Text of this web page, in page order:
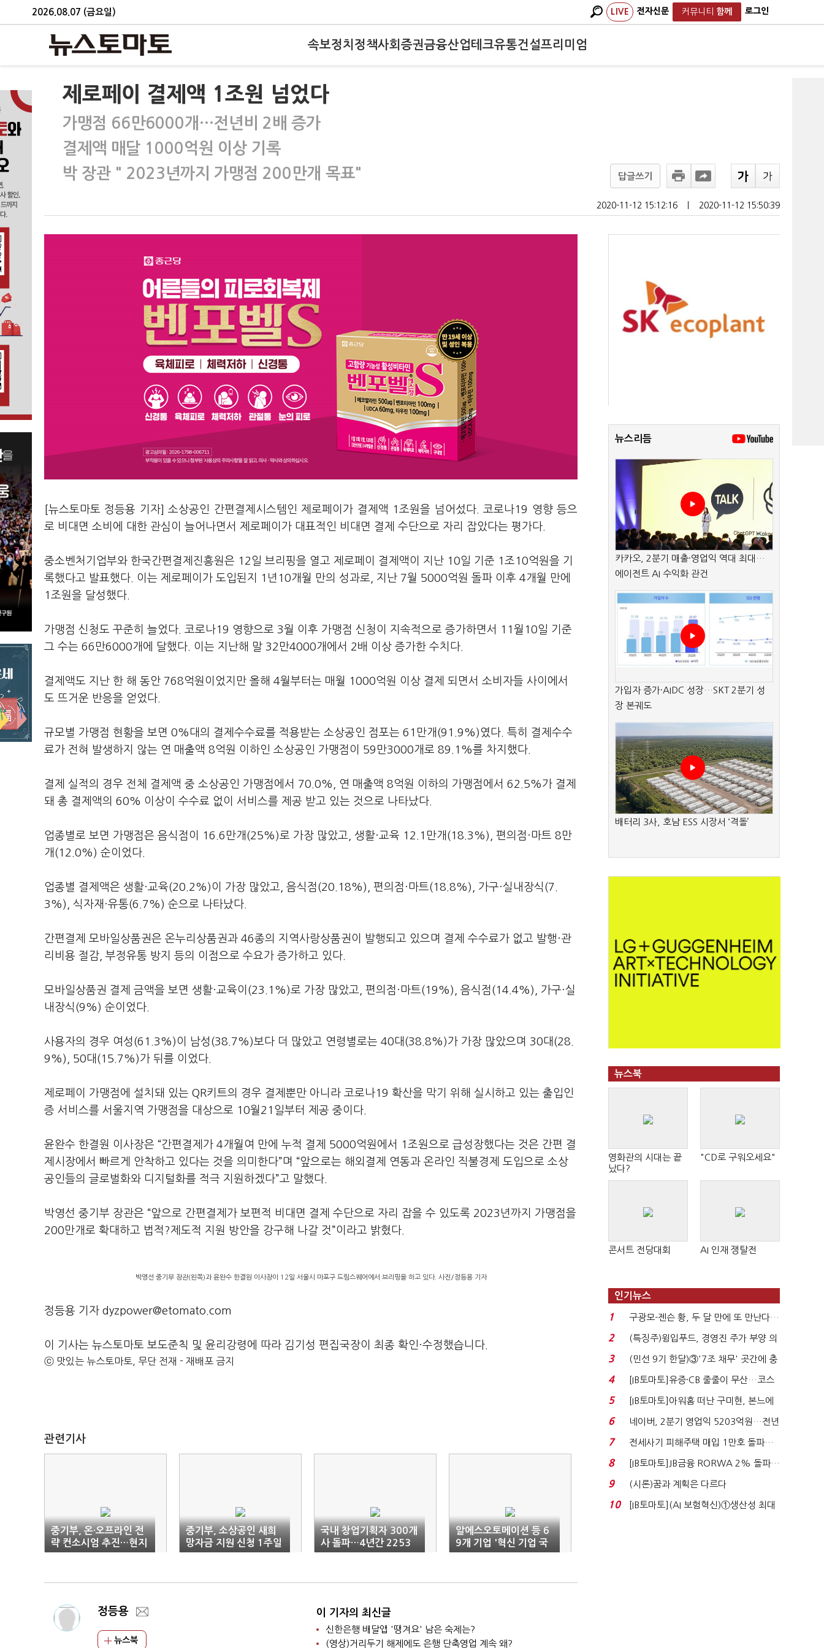
2026.08.07 (금요일) LIVE 전자신문 커뮤니티 함께 로그인
속보정치 정책사회 증권금융산업테크유통건설프리미엄
제로페이 결제액 1조원 넘었다
가맹점 66만6000개…전년비 2배 증가
결제액 매달 1000억원 이상 기록
박 장관 " 2023년까지 가맹점 200만개 목표"
답글쓰기
2020-11-12 15:12:16 2020-11-12 15:50:39
[뉴스토마토 정등용 기자] 소상공인 간편결제시스템인 제로페이가 결제액 1조원을 넘어섰다. 코로나19 영향 등으
로 비대면 소비에 대한 관심이 늘어나면서 제로페이가 대표적인 비대면 결제 수단으로 자리 잡았다는 평가다.
중소벤처기업부와 한국간편결제진흥원은 12일 브리핑을 열고 제로페이 결제액이 지난 10일 기준 1조10억원을 기
록했다고 발표했다. 이는 제로페이가 도입된지 1년10개월 만의 성과로, 지난 7월 5000억원 돌파 이후 4개월 만에
1조원을 달성했다.
가맹점 신청도 꾸준히 늘었다. 코로나19 영향으로 3월 이후 가맹점 신청이 지속적으로 증가하면서 11월10일 기준
그 수는 66만6000개에 달했다. 이는 지난해 말 32만4000개에서 2배 이상 증가한 수치다.
결제액도 지난 한 해 동안 768억원이었지만 올해 4월부터는 매월 1000억원 이상 결제 되면서 소비자들 사이에서
도 뜨거운 반응을 얻었다.
규모별 가맹점 현황을 보면 0%대의 결제수수료를 적용받는 소상공인 점포는 61만개(91.9%)였다. 특히 결제수수
료가 전혀 발생하지 않는 연 매출액 8억원 이하인 소상공인 가맹점이 59만3000개로 89.1%를 차지했다.
결제 실적의 경우 전체 결제액 중 소상공인 가맹점에서 70.0%, 연 매출액 8억원 이하의 가맹점에서 62.5%가 결제
돼 총 결제액의 60% 이상이 수수료 없이 서비스를 제공 받고 있는 것으로 나타났다.
업종별로 보면 가맹점은 음식점이 16.6만개(25%)로 가장 많았고, 생활·교육 12.1만개(18.3%), 편의점·마트 8만
개(12.0%) 순이었다.
업종별 결제액은 생활·교육(20.2%)이 가장 많았고, 음식점(20.18%), 편의점·마트(18.8%), 가구·실내장식(7.
3%), 식자재·유통(6.7%) 순으로 나타났다.
간편결제 모바일상품권은 온누리상품권과 46종의 지역사랑상품권이 발행되고 있으며 결제 수수료가 없고 발행·관
리비용 절감, 부정유통 방지 등의 이점으로 수요가 증가하고 있다.
모바일상품권 결제 금액을 보면 생활·교육이(23.1%)로 가장 많았고, 편의점·마트(19%), 음식점(14.4%), 가구·실
내장식(9%) 순이었다.
사용자의 경우 여성(61.3%)이 남성(38.7%)보다 더 많았고 연령별로는 40대(38.8%)가 가장 많았으며 30대(28.
9%), 50대(15.7%)가 뒤를 이었다.
제로페이 가맹점에 설치돼 있는 QR키트의 경우 결제뿐만 아니라 코로나19 확산을 막기 위해 실시하고 있는 출입인
증 서비스를 서울지역 가맹점을 대상으로 10월21일부터 제공 중이다.
윤완수 한결원 이사장은 “간편결제가 4개월여 만에 누적 결제 5000억원에서 1조원으로 급성장했다는 것은 간편 결
제시장에서 빠르게 안착하고 있다는 것을 의미한다”며 “앞으로는 해외결제 연동과 온라인 직불경제 도입으로 소상
공인들의 글로벌화와 디지털화를 적극 지원하겠다”고 말했다.
박영선 중기부 장관은 “앞으로 간편결제가 보편적 비대면 결제 수단으로 자리 잡을 수 있도록 2023년까지 가맹점을
200만개로 확대하고 법적?제도적 지원 방안을 강구해 나갈 것”이라고 밝혔다.
박영선 중기부 장관(왼쪽)과 윤완수 한결원 이사장이 12일 서울시 마포구 드림스퀘어에서 브리핑을 하고 있다. 사진/정등용 기자
정등용 기자 dyzpower@etomato.com
이 기사는 뉴스토마토 보도준칙 및 윤리강령에 따라 김기성 편집국장이 최종 확인·수정했습니다.
ⓒ 맛있는 뉴스토마토, 무단 전재 - 재배포 금지
관련기사
중기부, 온·오프라인 전
략 컨소시엄 추진…현지
MD 활용
중기부, 소상공인 새희
망자금 지원 신청 1주일
연장
국내 창업기획자 300개
사 돌파…4년간 2253
억 투자
알에스오토메이션 등 6
9개 기업 '혁신 기업 국
가대표 1000' 선정
정등용
뉴스북
이 기자의 최신글
신한은행 배달앱 '땡겨요' 남은 숙제는?
(영상)거리두기 해제에도 은행 단축영업 계속 왜?
뉴스리듬
카카오, 2분기 매출·영업익 역대 최대…
에이전트 AI 수익화 관건
가입자 증가·AIDC 성장…SKT 2분기 성
장 본궤도
배터리 3사, 호남 ESS 시장서 ‘격돌’
뉴스북
영화관의 시대는 끝
났다?
"CD로 구워오세요"
콘서트 전당대회 AI 인재 쟁탈전
인기뉴스
1
구광모-젠슨 황, 두 달 만에 또 만난다…
로봇·AI 등 논...
2
(특징주)윙입푸드, 경영진 주가 부양 의
지에 상한가...
3
(민선 9기 한달)③'7조 채무' 곳간에 충
격…추미애, 20년...
4
[IB토마토]유증·CB 줄줄이 무산…코스
닥 벌점 급증에 ...
5
[IB토마토]아워홈 떠난 구미현, 본느에
340억 베팅…가...
6
네이버, 2분기 영업익 5203억원…전년
비 0.2% 감소...
7
전세사기 피해주택 매입 1만호 돌파…
누적 피해자 4만2...
8
[IB토마토]JB금융 RORWA 2% 돌파…
실적 견인은 은행 ...
9 (시론)꿈과 계획은 다르다
10
[IB토마토](AI 보험혁신)①생산성 최대